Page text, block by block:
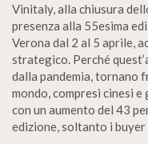
Vinitaly, alla chiusura
presenza alla 55esima
Verona dal 2 al 5 aprile,
strategico. Perché
dalla pandemia, tornano
mondo, compresi cinesi
con un aumento del 43
edizione, soltanto i